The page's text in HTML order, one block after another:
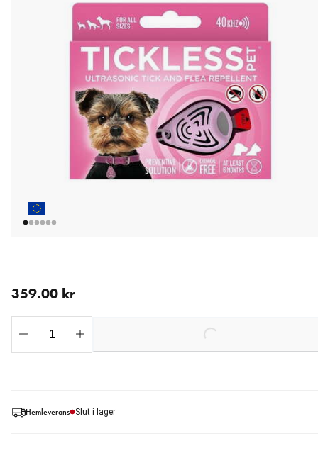
Hemleverans Slut i lager
359.00 kr
Loading...